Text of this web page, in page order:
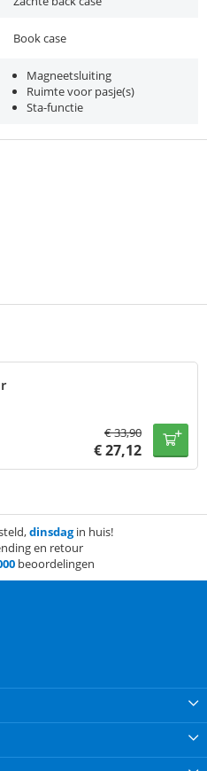
Book case
Magneetsluiting
Ruimte voor pasje(s)
Sta-functie
€33,90
€27,12
dinsdagin huis!
en retour
beoordelingen